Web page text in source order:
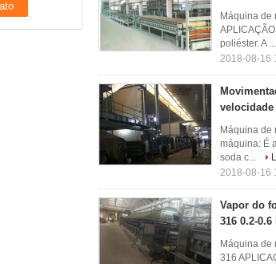
Máquina de
poliéster. A ...
2018-08-16
velocidade
Máquina de
máquina: É
soda c...
2018-08-16
Vapor do
316 0.2-0.6
Máquina de
316